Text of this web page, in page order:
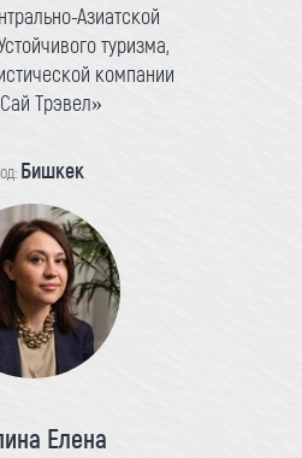
Азиатской
туризма,
компании
Трэвел»
Бишкек
Елена